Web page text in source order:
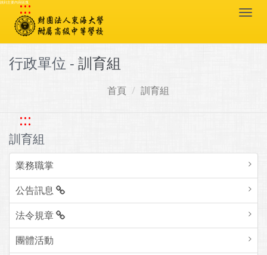
跳到主要內容區塊
:::
行政單位 - 訓育組
首頁 訓育組
:::
訓育組
業務職掌
公告訊息
法令規章
團體活動